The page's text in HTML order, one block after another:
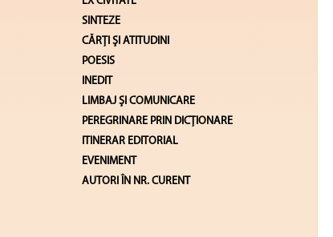
SINTEZE
CĂRŢI ŞI ATITUDINI
POESIS
INEDIT
LIMBAJ ŞI COMUNICARE
PEREGRINARE PRIN DICȚIONARE
ITINERAR EDITORIAL
EVENIMENT
AUTORI ÎN NR. CURENT